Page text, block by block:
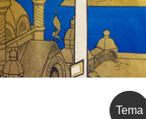
Tema